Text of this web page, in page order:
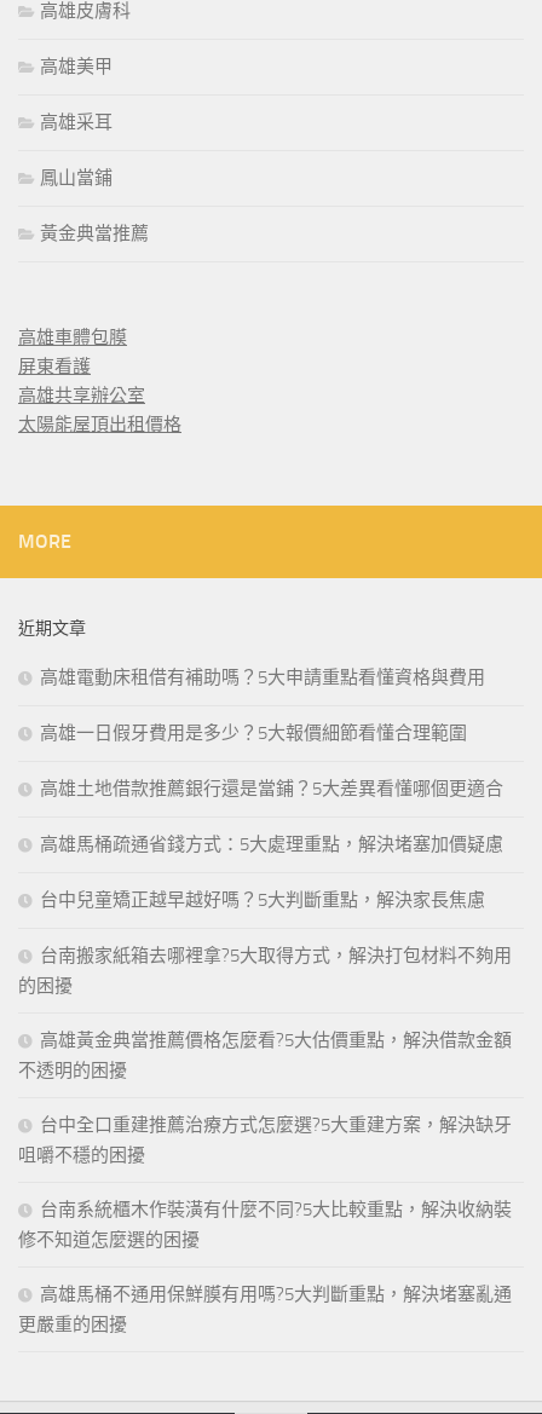
高雄皮膚科
高雄美甲
高雄采耳
鳳山當鋪
黃金典當推薦
高雄車體包膜
屏東看護
高雄共享辦公室
太陽能屋頂出租價格
MORE
近期文章
高雄電動床租借有補助嗎？5大申請重點看懂資格與費用
高雄一日假牙費用是多少？5大報價細節看懂合理範圍
高雄土地借款推薦銀行還是當鋪？5大差異看懂哪個更適合
高雄馬桶疏通省錢方式：5大處理重點，解決堵塞加價疑慮
台中兒童矯正越早越好嗎？5大判斷重點，解決家長焦慮
台南搬家紙箱去哪裡拿?5大取得方式，解決打包材料不夠用
的困擾
高雄黃金典當推薦價格怎麼看?5大估價重點，解決借款金額
不透明的困擾
台中全口重建推薦治療方式怎麼選?5大重建方案，解決缺牙
咀嚼不穩的困擾
台南系統櫃木作裝潢有什麼不同?5大比較重點，解決收納裝
修不知道怎麼選的困擾
高雄馬桶不通用保鮮膜有用嗎?5大判斷重點，解決堵塞亂通
更嚴重的困擾